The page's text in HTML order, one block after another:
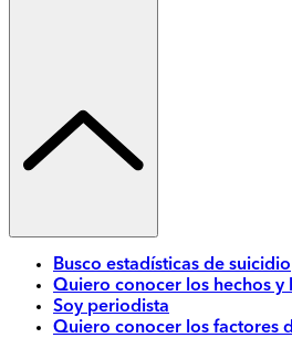
Busco estadísticas de suicidio
Quiero conocer los hechos y
Soy periodista
Quiero conocer los factores